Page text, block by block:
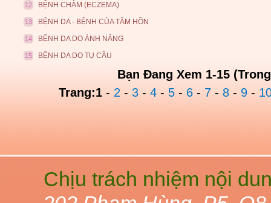
12 BỆNH CHÀM (ECZEMA)
13 BỆNH DA - BỆNH CỦA TÂM HỒN
14 BỆNH DA DO ÁNH NẮNG
15 BỆNH DA DO TỤ CẦU
Bạn Đang Xem 1-15
Trang:1 - 2 - 3 - 4 - 5 - 6 - 7 - 8 - 9 -
Chịu trách nhiệm nội